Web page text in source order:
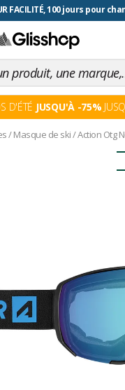
FACILITÉ, 100 jours pour
D'ÉTÉ JUSQU'À -75%
/Masque de ski/Action Otg